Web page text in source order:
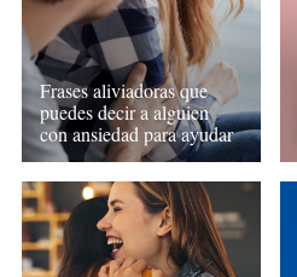
Frases aliviadoras que
puedes decir a alguien
con ansiedad para ayudar